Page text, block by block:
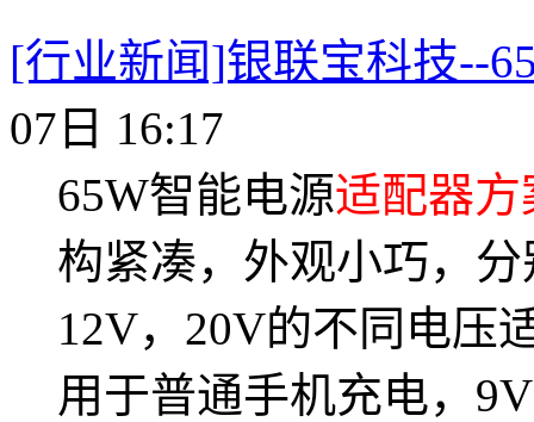
[行业新闻]银联宝科技--
07日 16:17
65W智能电源适配器方
构紧凑，外观小巧，
12V，20V的不同电压
用于普通手机充电，